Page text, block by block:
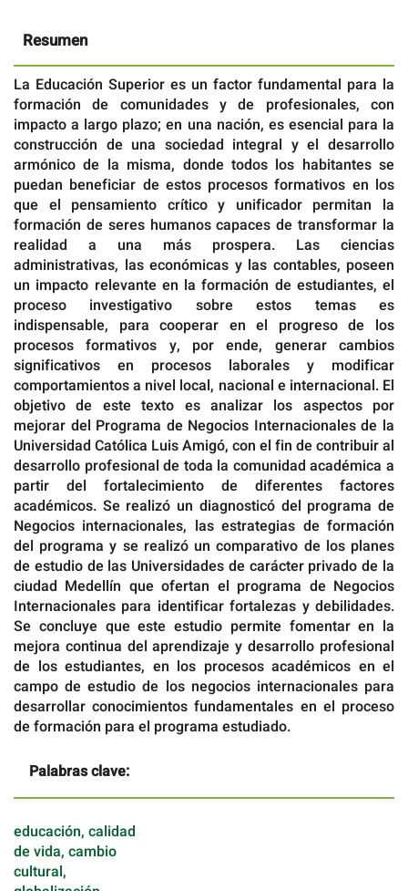
Resumen
La Educación Superior es un factor fundamental para la
formación de comunidades y de profesionales, con
impacto a largo plazo; en una nación, es esencial para la
construcción de una sociedad integral y el desarrollo
armónico de la misma, donde todos los habitantes se
puedan beneficiar de estos procesos formativos en los
que el pensamiento crítico y unificador permitan la
formación de seres humanos capaces de transformar la
realidad a una más prospera. Las ciencias
administrativas, las económicas y las contables, poseen
un impacto relevante en la formación de estudiantes, el
proceso investigativo sobre estos temas es
indispensable, para cooperar en el progreso de los
procesos formativos y, por ende, generar cambios
significativos en procesos laborales y modificar
comportamientos a nivel local, nacional e internacional. El
objetivo de este texto es analizar los aspectos por
mejorar del Programa de Negocios Internacionales de la
Universidad Católica Luis Amigó, con el fin de contribuir al
desarrollo profesional de toda la comunidad académica a
partir del fortalecimiento de diferentes factores
académicos. Se realizó un diagnosticó del programa de
Negocios internacionales, las estrategias de formación
del programa y se realizó un comparativo de los planes
de estudio de las Universidades de carácter privado de la
ciudad Medellín que ofertan el programa de Negocios
Internacionales para identificar fortalezas y debilidades.
Se concluye que este estudio permite fomentar en la
mejora continua del aprendizaje y desarrollo profesional
de los estudiantes, en los procesos académicos en el
campo de estudio de los negocios internacionales para
desarrollar conocimientos fundamentales en el proceso
de formación para el programa estudiado.
Palabras clave:
educación, calidad
de vida, cambio
cultural,